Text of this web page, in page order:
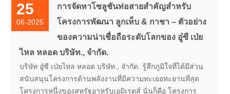
25
06-2025
การจัดหาโซลูชันท่อสายสำคัญสำหรับ
โครงการพัฒนา ลูกเห็บ & กาชา – ตัวอย่าง
ของความน่าเชื่อถือระดับโลกของ อู๋ซี เป่ย
ไหล หลอด บริษัท., จำกัด.
บริษัท อู๋ซี เป่ยไหล หลอด บริษัท., จำกัด. รู้สึกภูมิใจที่ได้มีส่วน
สนับสนุนโครงการด้านพลังงานที่มีความทะเยอทะยานที่สุด
โครงการหนึ่งของสหรัฐอาหรับเอมิเรตส์ นั่นก็คือ โครงการ